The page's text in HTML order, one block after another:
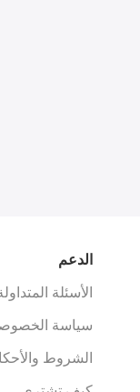
الدعم
الأسئلة
سياسة
الشروط